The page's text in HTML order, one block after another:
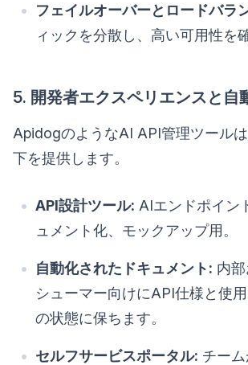
フェイルオーバーとロードバラ
ィックを分散し、高い可用性を
5. 開発者エクスペリエンスと自
ApidogのようなAI API管理ツール
下を提供します。
API設計ツール: AIエンドポイン
ュメント化、モックアップ用。
自動化されたドキュメント: 内
シューマー向けにAPI仕様と使
の状態に保ちます。
セルフサービスポータル: チー